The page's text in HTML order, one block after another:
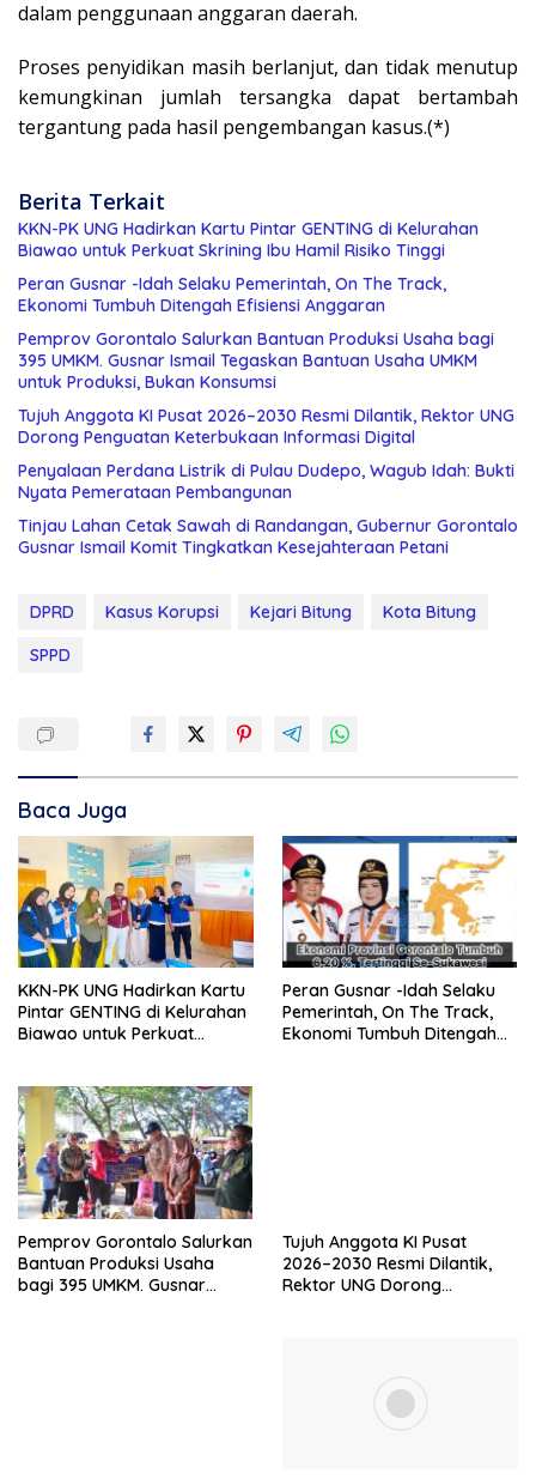
dalam penggunaan anggaran daerah.
Proses penyidikan masih berlanjut, dan tidak menutup
kemungkinan jumlah tersangka dapat bertambah
tergantung pada hasil pengembangan kasus.(*)
Berita Terkait
KKN-PK UNG Hadirkan Kartu Pintar GENTING di Kelurahan
Biawao untuk Perkuat Skrining Ibu Hamil Risiko Tinggi
Peran Gusnar -Idah Selaku Pemerintah, On The Track,
Ekonomi Tumbuh Ditengah Efisiensi Anggaran
Pemprov Gorontalo Salurkan Bantuan Produksi Usaha bagi
395 UMKM. Gusnar Ismail Tegaskan Bantuan Usaha UMKM
untuk Produksi, Bukan Konsumsi
Tujuh Anggota KI Pusat 2026–2030 Resmi Dilantik, Rektor UNG
Dorong Penguatan Keterbukaan Informasi Digital
Penyalaan Perdana Listrik di Pulau Dudepo, Wagub Idah: Bukti
Nyata Pemerataan Pembangunan
Tinjau Lahan Cetak Sawah di Randangan, Gubernur Gorontalo
Gusnar Ismail Komit Tingkatkan Kesejahteraan Petani
DPRD Kasus Korupsi Kejari Bitung
Kota Bitung
SPPD
Baca Juga
KKN-PK UNG Hadirkan Kartu
Pintar GENTING di Kelurahan
Biawao untuk Perkuat
Peran Gusnar -Idah Selaku
Pemerintah, On The Track,
Ekonomi Tumbuh Ditengah
Pemprov Gorontalo Salurkan
Bantuan Produksi Usaha
bagi 395 UMKM. Gusnar
Tujuh Anggota KI Pusat
2026–2030 Resmi Dilantik,
Rektor UNG Dorong